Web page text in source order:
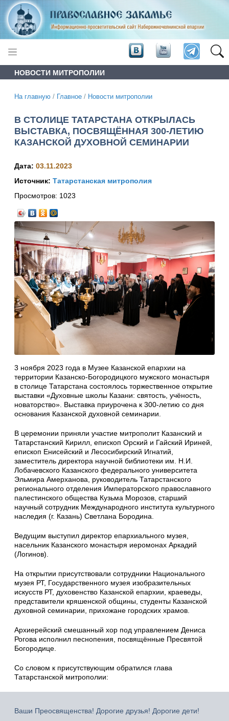
НОВОСТИ МИТРОПОЛИИ
На главную / Главное / Новости митрополии
В СТОЛИЦЕ ТАТАРСТАНА ОТКРЫЛАСЬ
ВЫСТАВКА, ПОСВЯЩЁННАЯ 300-ЛЕТИЮ
КАЗАНСКОЙ ДУХОВНОЙ СЕМИНАРИИ
Дата: 03.11.2023
Источник: Татарстанская митрополия
Просмотров: 1023
3 ноября 2023 года в Музее Казанской епархии на
территории Казанско-Богородицкого мужского монастыря
в столице Татарстана состоялось торжественное открытие
выставки «Духовные школы Казани: святость, учёность,
новаторство». Выставка приурочена к 300-летию со дня
основания Казанской духовной семинарии.
В церемонии приняли участие митрополит Казанский и
Татарстанский Кирилл, епископ Орский и Гайский Ириней,
епископ Енисейский и Лесосибирский Игнатий,
заместитель директора научной библиотеки им. Н.И.
Лобачевского Казанского федерального университета
Эльмира Амерханова, руководитель Татарстанского
регионального отделения Императорского православного
палестинского общества Кузьма Морозов, старший
научный сотрудник Международного института культурного
наследия (г. Казань) Светлана Бородина.
Ведущим выступил директор епархиального музея,
насельник Казанского монастыря иеромонах Аркадий
(Логинов).
На открытии присутствовали сотрудники Национального
музея РТ, Государственного музея изобразительных
искусств РТ, духовенство Казанской епархии, краеведы,
представители кряшенской общины, студенты Казанской
духовной семинарии, прихожане городских храмов.
Архиерейский смешанный хор под управлением Дениса
Рогова исполнил песнопения, посвящённые Пресвятой
Богородице.
Со словом к присутствующим обратился глава
Татарстанской митрополии:
Ваши Преосвященства! Дорогие друзья! Дорогие дети!